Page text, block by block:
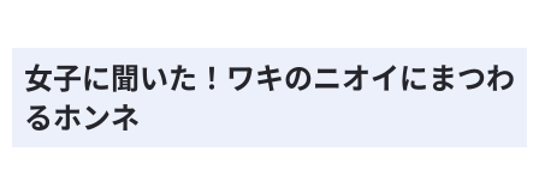
女子に聞いた！ワキのニオイにまつわ
るホンネ